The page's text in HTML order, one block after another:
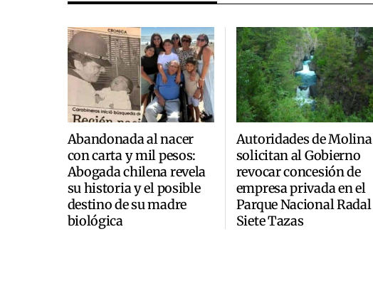
Abandonada al nacer
con carta y mil pesos:
Abogada chilena revela
su historia y el posible
destino de su madre
biológica
Autoridades de Molina
solicitan al Gobierno
revocar concesión de
empresa privada en el
Parque Nacional Radal
Siete Tazas